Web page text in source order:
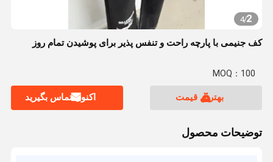
2
/
4
کف جنیمی با پارچه راحت و تنفس پذیر برای پوشیدن تمام روز
MOQ：100
بهترین قیمت اکنون تماس بگیرید
توضیحات محصول